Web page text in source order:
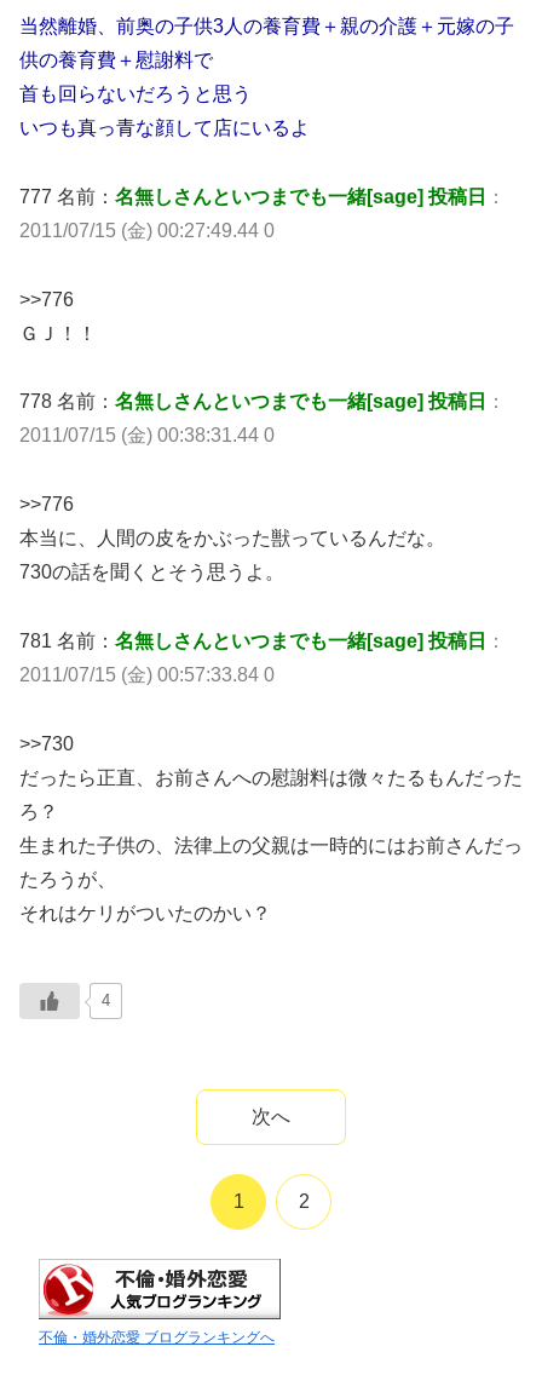
当然離婚、前奥の子供3人の養育費＋親の介護＋元嫁の子
供の養育費＋慰謝料で
首も回らないだろうと思う
いつも真っ青な顔して店にいるよ
777 名前： 名無しさんといつまでも一緒[sage] 投稿日
：
2011/07/15 (金) 00:27:49.44 0
>>776
ＧＪ！！
778 名前： 名無しさんといつまでも一緒[sage] 投稿日
：
2011/07/15 (金) 00:38:31.44 0
>>776
本当に、人間の皮をかぶった獣っているんだな。
730の話を聞くとそう思うよ。
781 名前： 名無しさんといつまでも一緒[sage] 投稿日
：
2011/07/15 (金) 00:57:33.84 0
>>730
だったら正直、お前さんへの慰謝料は微々たるもんだった
ろ？
生まれた子供の、法律上の父親は一時的にはお前さんだっ
たろうが、
それはケリがついたのかい？
4
次へ
1 2
不倫・婚外恋愛 ブログランキングへ